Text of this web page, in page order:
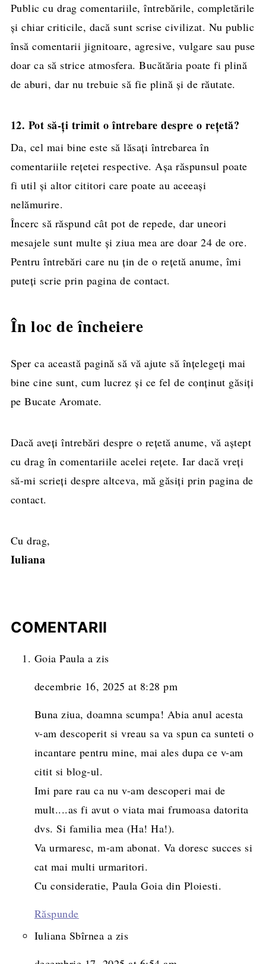
Public cu drag comentariile, întrebările, completările
și chiar criticile, dacă sunt scrise civilizat. Nu public
însă comentarii jignitoare, agresive, vulgare sau puse
doar ca să strice atmosfera. Bucătăria poate fi plină
de aburi, dar nu trebuie să fie plină și de răutate.
12. Pot să-ți trimit o întrebare despre o rețetă?
Da, cel mai bine este să lăsați întrebarea în
comentariile rețetei respective. Așa răspunsul poate
fi util și altor cititori care poate au aceeași
nelămurire.
Încerc să răspund cât pot de repede, dar uneori
mesajele sunt multe și ziua mea are doar 24 de ore.
Pentru întrebări care nu țin de o rețetă anume, îmi
puteți scrie prin pagina de contact.
În loc de încheiere
Sper ca această pagină să vă ajute să înțelegeți mai
bine cine sunt, cum lucrez și ce fel de conținut găsiți
pe Bucate Aromate.
Dacă aveți întrebări despre o rețetă anume, vă aștept
cu drag în comentariile acelei rețete. Iar dacă vreți
să-mi scrieți despre altceva, mă găsiți prin pagina de
contact.
Cu drag,
Iuliana
COMENTARII
Goia Paula a zis
decembrie 16, 2025 at 8:28 pm
Buna ziua, doamna scumpa! Abia anul acesta
v-am descoperit si vreau sa va spun ca sunteti o
incantare pentru mine, mai ales dupa ce v-am
citit si blog-ul.
Imi pare rau ca nu v-am descoperi mai de
mult....as fi avut o viata mai frumoasa datorita
dvs. Si familia mea (Ha! Ha!).
Va urmaresc, m-am abonat. Va doresc succes si
cat mai multi urmaritori.
Cu consideratie, Paula Goia din Ploiesti.
Răspunde
Iuliana Sbîrnea a zis